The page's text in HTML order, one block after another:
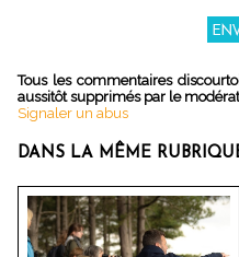
Tous les commentaires
aussitôt supprimés par le
Signaler un abus
DANS LA MÊME